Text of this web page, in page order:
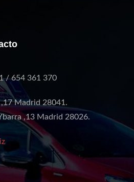
/ 654 361 370
Madrid 28041.
,13 Madrid 28026.